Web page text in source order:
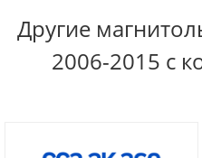
Другие
2006-2015 с